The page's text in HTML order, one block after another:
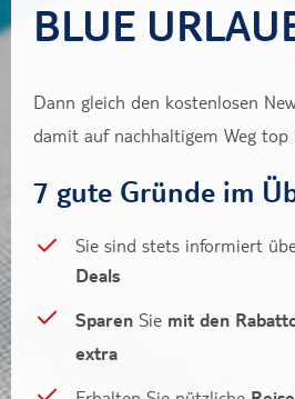
BLUE
Dann gleich den kostenlosen
damit auf nachhaltigem Weg
7 gute Gründe im
Sie sind stets informiert
Deals
Sparen Sie mit den
extra